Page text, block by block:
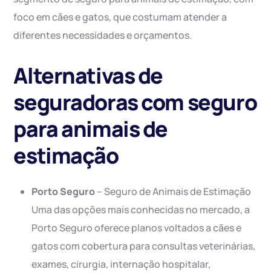
foco em cães e gatos, que costumam atender a
diferentes necessidades e orçamentos.
Alternativas de
seguradoras com seguro
para animais de
estimação
Porto Seguro– Seguro de Animais de Estimação
Uma das opções mais conhecidas no mercado, a
Porto Seguro oferece planos voltados a cães e
gatos com cobertura para consultas veterinárias,
exames, cirurgia, internação hospitalar,